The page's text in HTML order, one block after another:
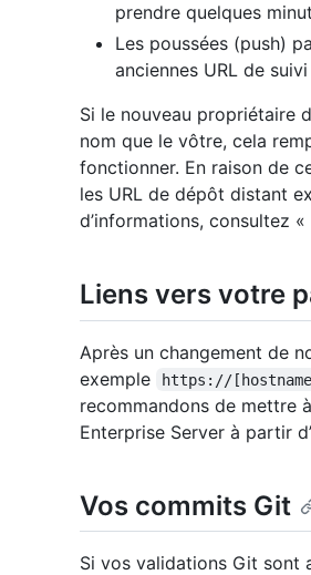
prendre quelques
Les poussées (push)
anciennes URL de
Si le nouveau propriétaire
nom que le vôtre, cela
fonctionner. En raison de
les URL de dépôt distant
d’informations, consultez «
Liens vers votre
Après un changement de
exemple
https://
recommandons de mettre
Enterprise Server à partir
Vos commits Git
Si vos validations Git sont